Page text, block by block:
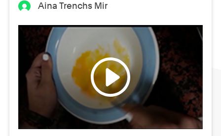
Aina Trenchs Mir